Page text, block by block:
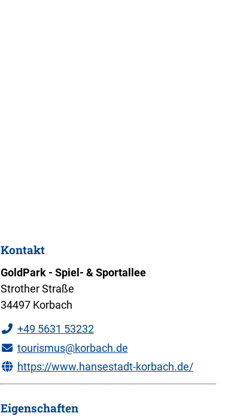
Kontakt
GoldPark - Spiel- & Sportallee
Strother Straße
34497 Korbach
+49 5631 53232
tourismus@korbach.de
https://www.hansestadt-korbach.de/
Eigenschaften